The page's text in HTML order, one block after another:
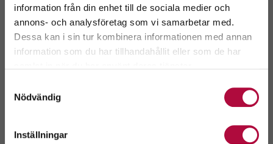
information från din enhet till de sociala medier och
annons- och analysföretag som vi samarbetar med.
Dessa kan i sin tur kombinera informationen med annan
information som du har tillhandahållit eller som de har
Nödvändig
Inställningar
Kontaktuppgifter
Öppettider
Välkommen till GeBlod
GeBlod.nu